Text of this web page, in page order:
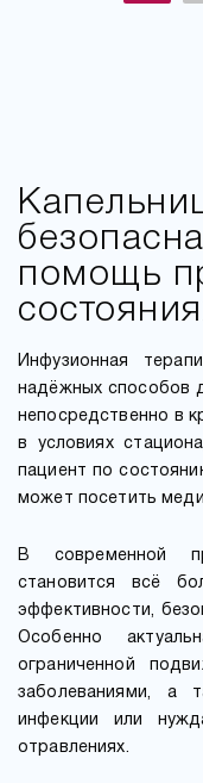
помощь
Инфузионная
надёжных способов
непосредственно в
в условиях
пациент по
может посетить
В современной
становится всё
эффективности,
Особенно
ограниченной
заболеваниями, а
инфекции или
отравлениях.